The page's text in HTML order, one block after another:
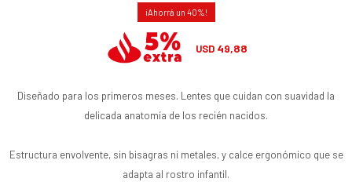
40
USD 49,88
Diseñado para los primeros meses. Lentes que cuidan con suavidad la
delicada anatomía de los recién nacidos.
Estructura envolvente, sin bisagras ni metales, y calce ergonómico que se
adapta al rostro infantil.